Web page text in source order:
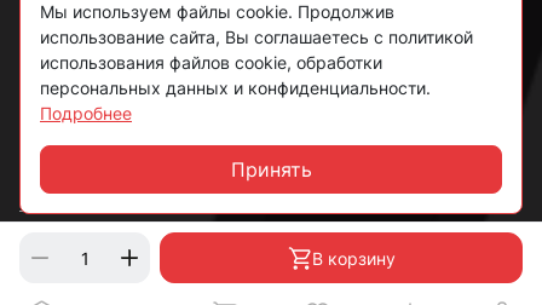
В корзину
Информация, представленная на сайте, носит исключительно
ознакомительный характер и не может рассматриваться как
публичная оферта в соответствии со ст. 437 ГК РФ.
Политика конфиденциальности
Согласие на обработку данных
Пользовательское соглашение
Мы используем файлы cookie. Продолжив
использование сайта, Вы соглашаетесь с политикой
использования файлов cookie, обработки
персональных данных и конфиденциальности.
Подробнее
Принять
Чат